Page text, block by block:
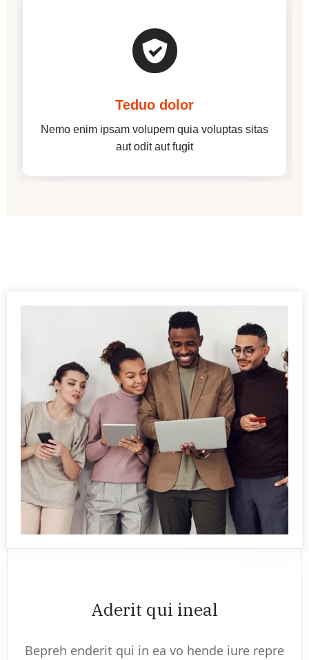
Teduo dolor
Nemo enim ipsam volupem quia voluptas sitas
aut odit aut fugit
Aderit qui ineal
Bepreh enderit qui in ea vo hende iure repre